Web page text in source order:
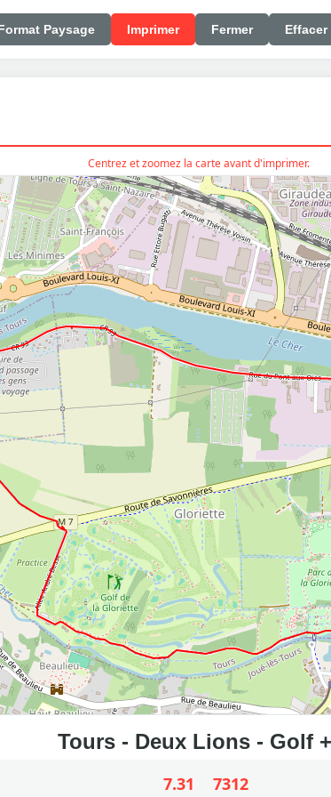
Paysage Imprimer Fermer
Centrez et zoomez la carte avant d'imprimer.
7.31 7312